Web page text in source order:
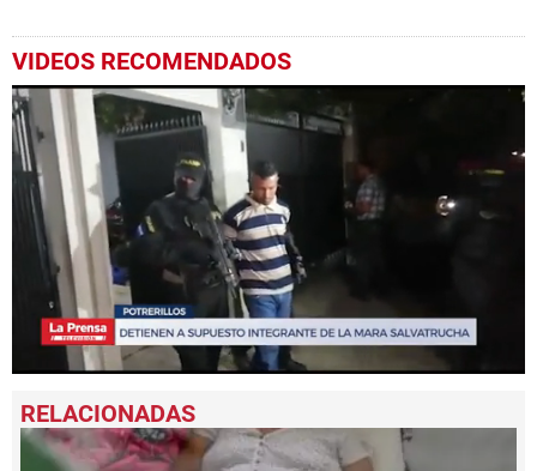
VIDEOS RECOMENDADOS
seconds
of
59
seconds